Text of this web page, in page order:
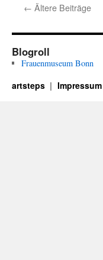
← Ältere Beiträge
Blogroll
Frauenmuseum Bonn
artsteps Impressum